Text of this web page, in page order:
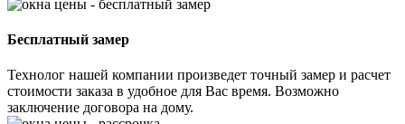
Бесплатный замер
Технолог нашей компании произведет точный замер и расчет
стоимости заказа в удобное для Вас время. Возможно
заключение договора на дому.